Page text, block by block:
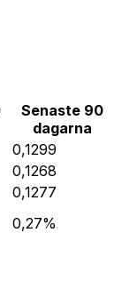
Senaste 90
dagarna
0,1299
0,1268
0,1277
0,27%